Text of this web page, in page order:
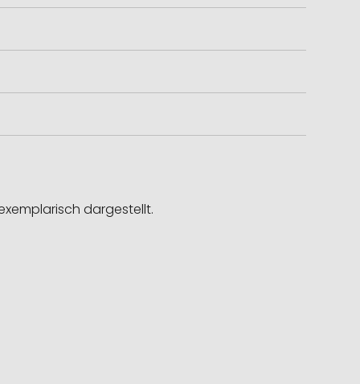
dargestellt.